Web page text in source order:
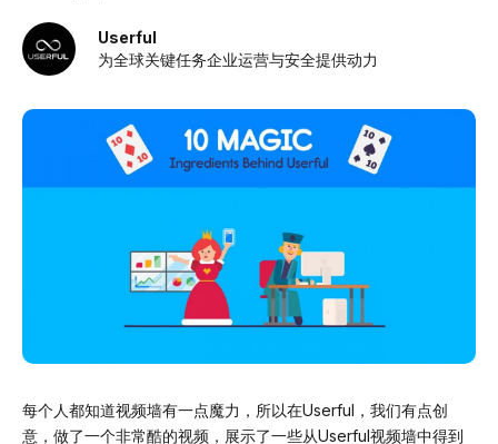
Userful
为全球关键任务企业运营与安全提供动力
每个人都知道视频墙有一点魔力，所以在Userful，我们有点创
意，做了一个非常酷的视频，展示了一些从Userful视频墙中得到